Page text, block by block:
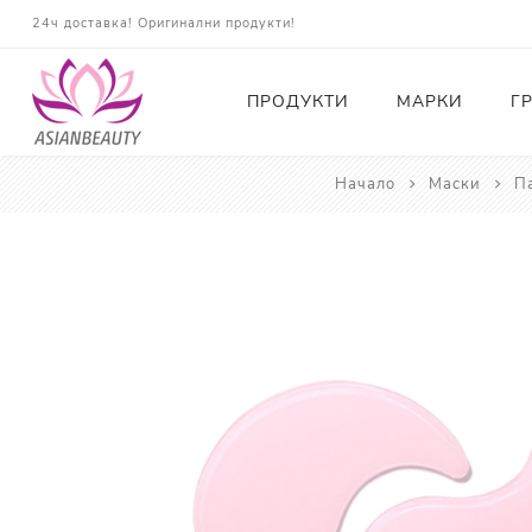
24ч доставка! Оригинални продукти!
ПРОДУКТИ
Кремове и Хидратация
Карти за Подарък
МАРКИ
Начало Маски